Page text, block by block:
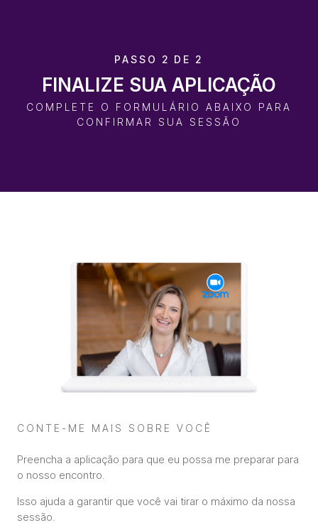
PASSO 2 DE 2
FINALIZE SUA APLICAÇÃO
COMPLETE O FORMULÁRIO ABAIXO PARA
CONFIRMAR SUA SESSÃO
CONTE-ME MAIS SOBRE VOCÊ
Preencha a aplicação para que eu possa me preparar para
o nosso encontro.
Isso ajuda a garantir que você vai tirar o máximo da nossa
sessão.